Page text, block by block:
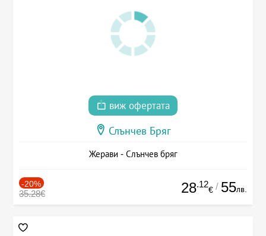
виж офертата
Слънчев Бряг
Жерави - Слънчев бряг
-20%
35.28€ 28.12
€ / 55лв.